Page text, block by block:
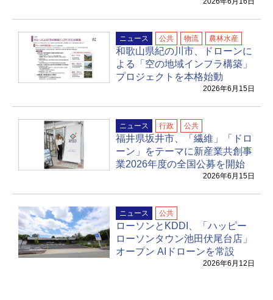
ニュース 公共 物流 農林水産
和歌山県紀の川市、ドローンに
よる「空の地域インフラ構築」
プロジェクトを本格始動
2026年6月15日
ニュース 行政 公共
福井県坂井市、「繊維」「ドロ
ーン」をテーマに新産業共創事
業2026年度の全国公募を開始
2026年6月15日
ニュース 公共
ローソンとKDDI、「ハッピー
ローソンタウン池田伏尾台店」
オープン AIドローンを常設
2026年6月12日